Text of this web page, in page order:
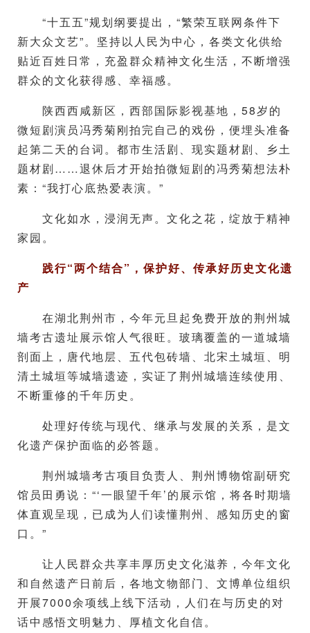
“十五五”规划纲要提出，“繁荣互联网条件下
新大众文艺”。坚持以人民为中心，各类文化供给
贴近百姓日常，充盈群众精神文化生活，不断增强
群众的文化获得感、幸福感。
陕西西咸新区，西部国际影视基地，58岁的
微短剧演员冯秀菊刚拍完自己的戏份，便埋头准备
起第二天的台词。都市生活剧、现实题材剧、乡土
题材剧……退休后才开始拍微短剧的冯秀菊想法朴
素：“我打心底热爱表演。”
文化如水，浸润无声。文化之花，绽放于精神
家园。
践行“两个结合”，保护好、传承好历史文化遗
产
在湖北荆州市，今年元旦起免费开放的荆州城
墙考古遗址展示馆人气很旺。玻璃覆盖的一道城墙
剖面上，唐代地层、五代包砖墙、北宋土城垣、明
清土城垣等城墙遗迹，实证了荆州城墙连续使用、
不断重修的千年历史。
处理好传统与现代、继承与发展的关系，是文
化遗产保护面临的必答题。
荆州城墙考古项目负责人、荆州博物馆副研究
馆员田勇说：“‘一眼望千年’的展示馆，将各时期墙
体直观呈现，已成为人们读懂荆州、感知历史的窗
口。”
让人民群众共享丰厚历史文化滋养，今年文化
和自然遗产日前后，各地文物部门、文博单位组织
开展7000余项线上线下活动，人们在与历史的对
话中感悟文明魅力、厚植文化自信。